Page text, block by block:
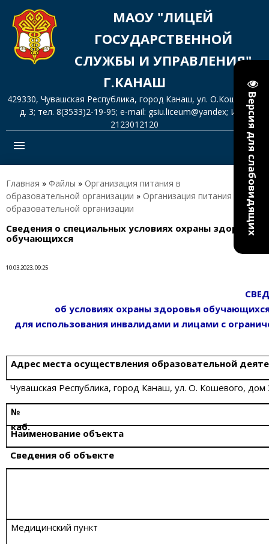
Версия для слабовидящих
МАОУ "ЛИЦЕЙ
ГОСУДАРСТВЕННОЙ
СЛУЖБЫ И УПРАВЛЕНИЯ"
Г.КАНАШ
429330, Чувашская Республика, город Канаш, ул. О.Кошевого,
д. 3; тел. 8(3533)2-19-95; e-mail: gsiu.liceum@yandex; ИНН
2123012120
menu
Главная » Файлы » Организация питания в
образовательной организации » Организация питания в
образовательной организации
Сведения о специальных условиях охраны здоровья
обучающихся
10.03.2023, 09:25
об условиях охраны здоровья
для использования инвалидами и лицами с
Адрес места осуществления образовательной
Чувашская Республика, город Канаш, ул. О. Кошевого, дом
№
каб.
Наименование объекта
Сведения об объекте
Медицинский пункт